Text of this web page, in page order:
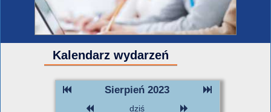
Kalendarz wydarzeń
Sierpień 2023
dziś